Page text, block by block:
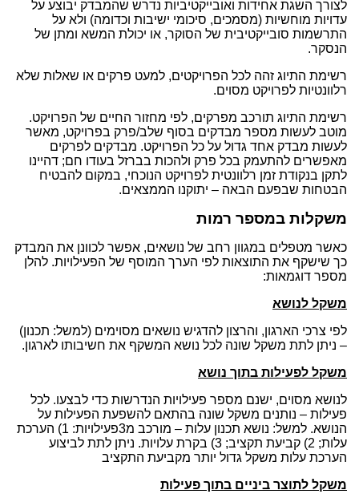
לצורך השגת אחידות ואובייקטיביות נדרש שהמבדק יבוצע על
עדויות מוחשיות (מסמכים, סיכומי ישיבות וכדומה) ולא על
התרשמות סובייקטיבית של הסוקר, או יכולת המשא ומתן של
הנסקר.
רשימת התיוג זהה לכל הפרויקטים, למעט פרקים או שאלות שלא
רלוונטיות לפרויקט מסוים.
רשימת התיוג תורכב מפרקים, לפי מחזור החיים של הפרויקט.
מוטב לעשות מספר מבדקים בסוף שלב/פרק בפרויקט, מאשר
לעשות מבדק אחד גדול על כל הפרויקט. מבדקים לפרקים
מאפשרים להתעמק בכל פרק ולהכות בברזל בעודו חם; דהיינו
לתקן בנקודת זמן רלוונטית לפרויקט הנוכחי, במקום להבטיח
הבטחות שבפעם הבאה – יתוקנו הממצאים.
משקלות במספר רמות
כאשר מטפלים במגוון רחב של נושאים, אפשר לכוונן את המבדק
כך שישקף את התוצאות לפי הערך המוסף של הפעילויות. להלן
מספר דוגמאות:
משקל לנושא
לפי צרכי הארגון, והרצון להדגיש נושאים מסוימים (למשל: תכנון)
– ניתן לתת משקל שונה לכל נושא המשקף את חשיבותו לארגון.
משקל לפעילות בתוך נושא
לנושא מסוים, ישנם מספר פעילויות הנדרשות כדי לבצעו. לכל
פעילות – נותנים משקל שונה בהתאם להשפעת הפעילות על
הנושא. למשל: נושא תכנון עלות – מורכב מ3פעילויות: 1) הערכת
עלות; 2) קביעת תקציב; 3) בקרת עלויות. ניתן לתת לביצוע
הערכת עלות משקל גדול יותר מקביעת התקציב
משקל לתוצר ביניים בתוך פעילות